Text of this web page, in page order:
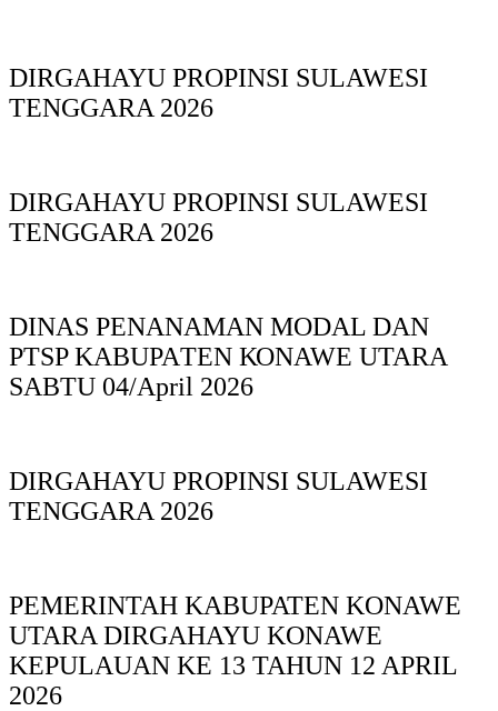
DIRGAHAYU PROPINSI SULAWESI
TENGGARA 2026
DIRGAHAYU PROPINSI SULAWESI
TENGGARA 2026
DINAS PΕΝΑΝΑΜAN MODAL DAN
PTSP KABUPAΤΕΝ ΚΟNAWE UTARA
SABTU 04/April 2026
DIRGAHAYU PROPINSI SULAWESI
TENGGARA 2026
PEMERINTAH KABUPATEN KONAWE
UTARA DIRGAHAYU KONAWE
KEPULAUAN KE 13 TAHUN 12 APRIL
2026